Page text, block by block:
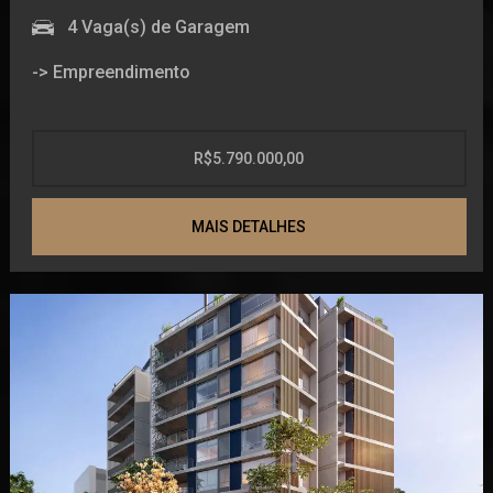
Guarita de segurança
Brinquedoteca
Fechadura com senha na porta de entrada
Dependência de empregada
Circuito Tv
Acabamento em gesso
4Vaga(s) de Garagem
-> Empreendimento
Guarita de segurança
Internet
Piscina adulto
Piscina infantil
Playground
Reaproveitamento de água
Sala de Reunião
R$5.790.000,00
MAIS DETALHES